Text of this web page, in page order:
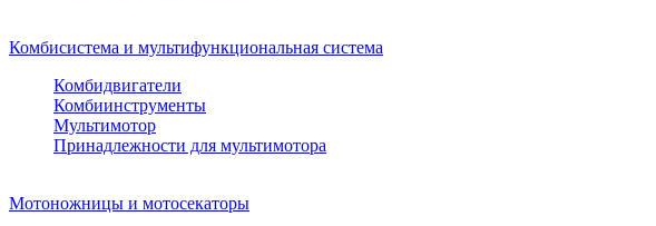
Комбисистема и мультифункциональная система
Комбидвигатели
Комбиинструменты
Мультимотор
Принадлежности для мультимотора
Мотоножницы и мотосекаторы